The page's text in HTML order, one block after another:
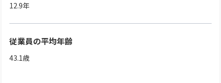
12.9年
従業員の平均年齢
43.1歳